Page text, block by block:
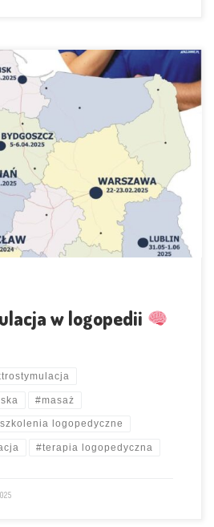
w nową trasę szkoleniową
i podłącz się
w logopedii
#masaż
logopedyczne
#terapia logopedyczna